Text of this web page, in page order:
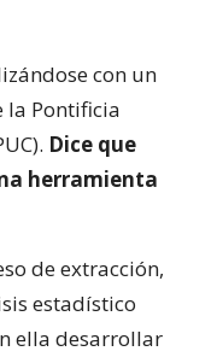
con un
la Pontificia
Dice que
herramienta
de extracción,
estadístico
ella desarrollar